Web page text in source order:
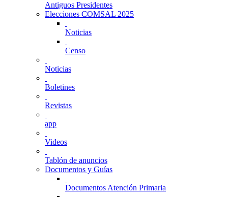
Antiguos Presidentes
Elecciones COMSAL 2025
Noticias
Censo
Noticias
Boletines
Revistas
app
Videos
Tablón de anuncios
Documentos y Guías
Documentos Atención Primaria